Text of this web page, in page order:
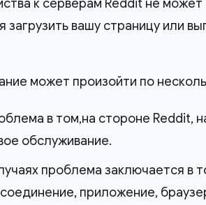
к серверам Reddit не
загрузить вашу страницу или
может произойти по
в том,на стороне Reddit,
обслуживание.
проблема заключается в
приложение,